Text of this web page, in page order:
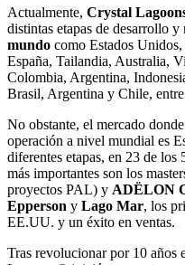
Actualmente, Crystal
distintas etapas de desarrollo
mundo como Estados
España, Tailandia, Australia,
Colombia, Argentina,
Brasil, Argentina y Chile,
No obstante, el mercado
operación a nivel mundial es
diferentes etapas, en 23 de los
más importantes son los
proyectos PAL) y ADËLON
Epperson y Lago Mar, los
EE.UU. y un éxito en ventas.
Tras revolucionar por 10 años